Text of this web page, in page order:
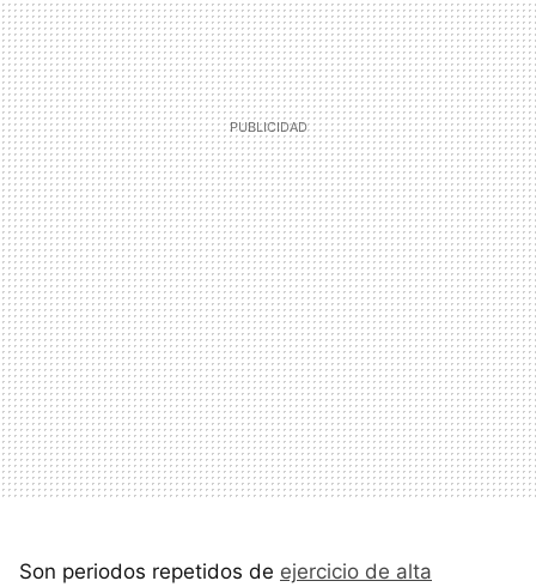
Son periodos repetidos de ejercicio de alta